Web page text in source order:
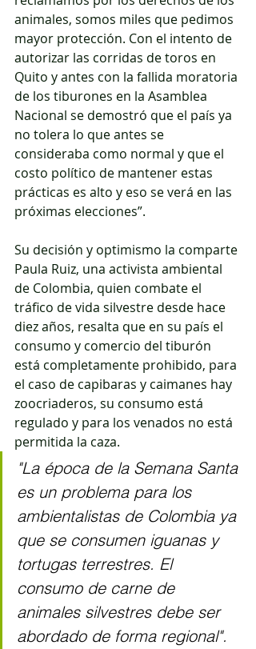
animales, somos miles que pedimos
mayor protección. Con el intento de
autorizar las corridas de toros en
Quito y antes con la fallida moratoria
de los tiburones en la Asamblea
Nacional se demostró que el país ya
no tolera lo que antes se
consideraba como normal y que el
costo político de mantener estas
prácticas es alto y eso se verá en las
próximas elecciones”.
Su decisión y optimismo la comparte
Paula Ruiz, una activista ambiental
de Colombia, quien combate el
tráfico de vida silvestre desde hace
diez años, resalta que en su país el
consumo y comercio del tiburón
está completamente prohibido, para
el caso de capibaras y caimanes hay
zoocriaderos, su consumo está
regulado y para los venados no está
permitida la caza.
"La época de la Semana Santa
es un problema para los
ambientalistas de Colombia ya
que se consumen iguanas y
tortugas terrestres. El
consumo de carne de
animales silvestres debe ser
abordado de forma regional".